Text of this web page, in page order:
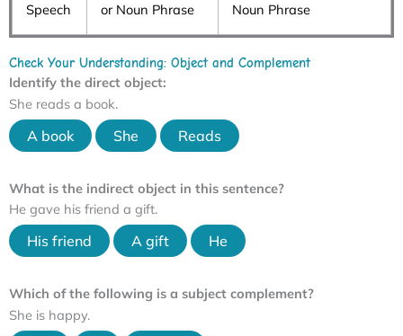
Speech
or Noun Phrase
Noun Phrase
Check Your Understanding: Object and Complement
Identify the direct object:
She reads a book.
A book She Reads
What is the indirect object in this sentence?
He gave his friend a gift.
His friend A gift He
Which of the following is a subject complement?
She is happy.